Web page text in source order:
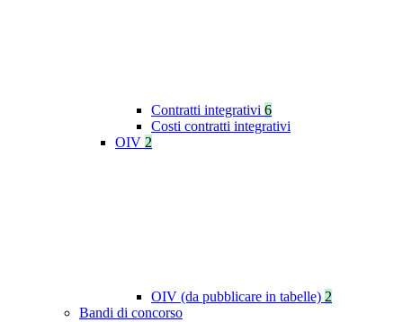
Contratti integrativi 6
Costi contratti integrativi
OIV 2
OIV (da pubblicare in tabelle) 2
Bandi di concorso